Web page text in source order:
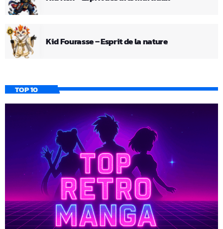
Kid Fourasse – Esprit de la nature
TOP 10